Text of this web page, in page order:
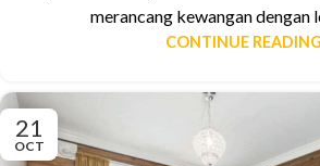
merancang kewangan dengan
CONTINUE READING
21
OCT